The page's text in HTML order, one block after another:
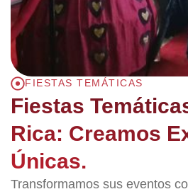
FIESTAS TEMÁTICAS
Fiestas
Rica: Creamos
Únicas.
Transformamos sus eventos